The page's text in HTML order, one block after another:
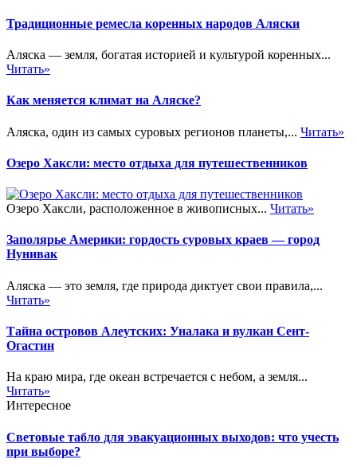
Традиционные ремесла коренных народов Аляски
Аляска — земля, богатая историей и культурой коренных...
Читать»
Как меняется климат на Аляске?
Аляска, один из самых суровых регионов планеты,... Читать»
Озеро Хаксли: место отдыха для путешественников
Озеро Хаксли, расположенное в живописных... Читать»
Заполярье Америки: гордость суровых краев — город
Нунивак
Аляска — это земля, где природа диктует свои правила,...
Читать»
Тайна островов Алеутских: Уналака и вулкан Сент-
Огастин
На краю мира, где океан встречается с небом, а земля...
Читать»
Интересное
Световые табло для эвакуационных выходов: что учесть
при выборе?